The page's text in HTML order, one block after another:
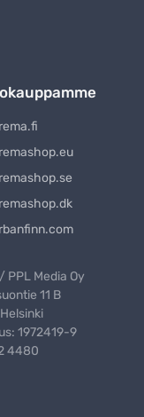
PPL Media Oy
11 B
1972419-9
4480